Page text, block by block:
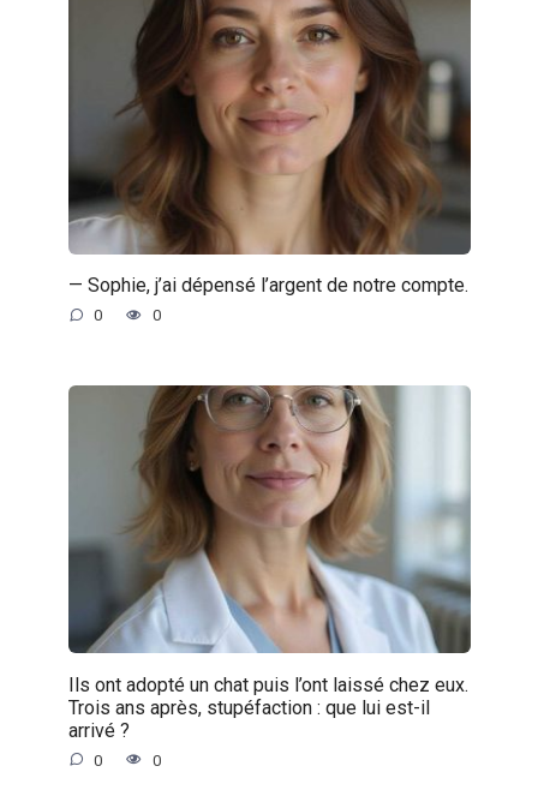
— Sophie, j’ai dépensé l’argent de notre compte.
0 0
Ils ont adopté un chat puis l’ont laissé chez eux.
Trois ans après, stupéfaction : que lui est-il
arrivé ?
0 0